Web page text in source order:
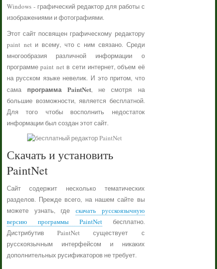
Windows - графический редактор для работы с
изображениями и фотографиями.
Этот сайт посвящен графическому редактору
paint net и всему, что с ним связано. Среди
многообразия различной информации о
программе paint net в сети интернет, объем её
на русском языке невелик. И это притом, что
сама программа PaintNet, не смотря на
большие возможности, является бесплатной.
Для того чтобы восполнить недостаток
информации был создан этот сайт.
Скачать и установить
PaintNet
Сайт содержит несколько тематических
разделов. Прежде всего, на нашем сайте вы
можете узнать, где скачать русскоязычную
версию программы PaintNetбесплатно.
Дистрибутив PaintNet существует с
русскоязычным интерфейсом и никаких
дополнительных русификаторов не требует.